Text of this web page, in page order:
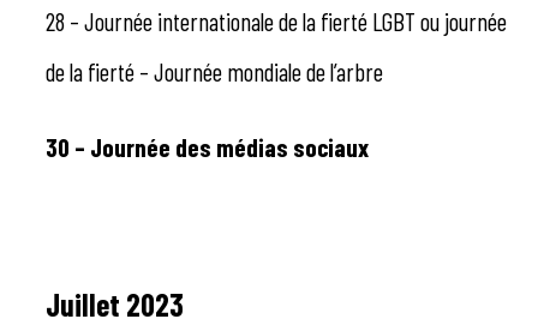
28 – Journée internationale de la fierté LGBT ou journée
de la fierté – Journée mondiale de l’arbre
30 – Journée des médias sociaux
Juillet 2023